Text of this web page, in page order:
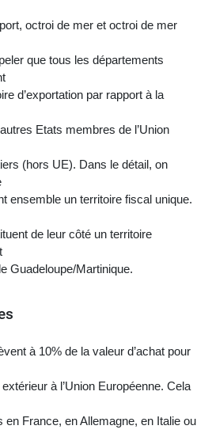
octroi de mer et octroi de mer
que tous les départements
d’exportation par rapport à la
Etats membres de l’Union
(hors UE). Dans le détail, on
ensemble un territoire fiscal unique.
de leur côté un territoire
Guadeloupe/Martinique.
à 10% de la valeur d’achat pour
à l’Union Européenne. Cela
France, en Allemagne, en Italie ou